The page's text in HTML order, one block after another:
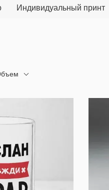
Индивидуальный принт